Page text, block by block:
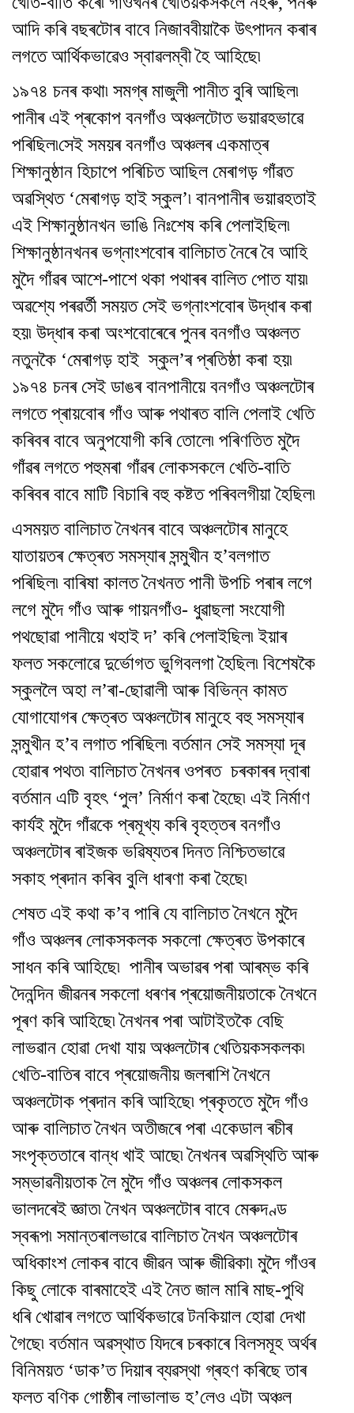
আদি কৰি বছৰটোৰ বাবে নিজাববীয়াকৈ উৎপাদন কৰাৰ
লগতে আৰ্থিকভাৱেও স্বাৱলম্বী হৈ আহিছে৷
১৯৭৪ চনৰ কথা৷ সমগ্ৰ মাজুলী পানীত বুৰি আছিল৷
পানীৰ এই প্ৰকোপ বনগাঁও অঞ্চলটোত ভয়াৱহভাৱে
পৰিছিল৷সেই সময়ৰ বনগাঁও অঞ্চলৰ একমাত্ৰ
শিক্ষানুষ্ঠান হিচাপে পৰিচিত আছিল মেৰাগড় গাঁৱত
অৱস্থিত ‘মেৰাগড় হাই স্কুল’৷ বানপানীৰ ভয়াৱহতাই
এই শিক্ষানুষ্ঠানখন ভাঙি নিঃশেষ কৰি পেলাইছিল৷
শিক্ষানুষ্ঠানখনৰ ভগ্নাংশবোৰ বালিচাত নৈৰে বৈ আহি
মুদৈ গাঁৱৰ আশে-পাশে থকা পথাৰৰ বালিত পোত যায়৷
অৱশ্যে পৰৱৰ্তী সময়ত সেই ভগ্নাংশবোৰ উদ্ধাৰ কৰা
হয়৷ উদ্ধাৰ কৰা অংশবোৰেৰে পুনৰ বনগাঁও অঞ্চলত
নতুনকৈ ‘মেৰাগড় হাই স্কুল’ৰ প্ৰতিষ্ঠা কৰা হয়৷
১৯৭৪ চনৰ সেই ডাঙৰ বানপানীয়ে বনগাঁও অঞ্চলটোৰ
লগতে প্ৰায়বোৰ গাঁও আৰু পথাৰত বালি পেলাই খেতি
কৰিবৰ বাবে অনুপযোগী কৰি তোলে৷ পৰিণতিত মুদৈ
গাঁৱৰ লগতে পহুমৰা গাঁৱৰ লোকসকলে খেতি-বাতি
কৰিবৰ বাবে মাটি বিচাৰি বহু কষ্টত পৰিবলগীয়া হৈছিল৷
এসময়ত বালিচাত নৈখনৰ বাবে অঞ্চলটোৰ মানুহে
যাতায়তৰ ক্ষেত্ৰত সমস্যাৰ সন্মুখীন হ’বলগাত
পৰিছিল৷ বাৰিষা কালত নৈখনত পানী উপচি পৰাৰ লগে
লগে মুদৈ গাঁও আৰু গায়নগাঁও- ধুৱাছলা সংযোগী
পথছোৱা পানীয়ে খহাই দ’ কৰি পেলাইছিল৷ ইয়াৰ
ফলত সকলোৱে দুৰ্ভোগত ভুগিবলগা হৈছিল৷ বিশেষকৈ
স্কুললৈ অহা ল’ৰা-ছোৱালী আৰু বিভিন্ন কামত
যোগাযোগৰ ক্ষেত্ৰত অঞ্চলটোৰ মানুহে বহু সমস্যাৰ
সন্মুখীন হ’ব লগাত পৰিছিল৷ বৰ্তমান সেই সমস্যা দূৰ
হোৱাৰ পথত৷ বালিচাত নৈখনৰ ওপৰত চৰকাৰৰ দ্বাৰা
বৰ্তমান এটি বৃহৎ ‘পুল’ নিৰ্মাণ কৰা হৈছে৷ এই নিৰ্মাণ
কাৰ্যই মুদৈ গাঁৱকে প্ৰমূখ্য কৰি বৃহত্তৰ বনগাঁও
অঞ্চলটোৰ ৰাইজক ভৱিষ্যতৰ দিনত নিশ্চিতভাৱে
সকাহ প্ৰদান কৰিব বুলি ধাৰণা কৰা হৈছে৷
শেষত এই কথা ক’ব পাৰি যে বালিচাত নৈখনে মুদৈ
গাঁও অঞ্চলৰ লোকসকলক সকলো ক্ষেত্ৰত উপকাৰে
সাধন কৰি আহিছে৷ পানীৰ অভাৱৰ পৰা আৰম্ভ কৰি
দৈনন্দিন জীৱনৰ সকলো ধৰণৰ প্ৰয়োজনীয়তাকে নৈখনে
পূৰণ কৰি আহিছে৷ নৈখনৰ পৰা আটাইতকৈ বেছি
লাভৱান হোৱা দেখা যায় অঞ্চলটোৰ খেতিয়কসকলক৷
খেতি-বাতিৰ বাবে প্ৰয়োজনীয় জলৰাশি নৈখনে
অঞ্চলটোক প্ৰদান কৰি আহিছে৷ প্ৰকৃততে মুদৈ গাঁও
আৰু বালিচাত নৈখন অতীজৰে পৰা একেডাল ৰচীৰ
সংপৃক্ততাৰে বান্ধ খাই আছে৷ নৈখনৰ অৱস্থিতি আৰু
সম্ভাৱনীয়তাক লৈ মুদৈ গাঁও অঞ্চলৰ লোকসকল
ভালদৰেই জ্ঞাত৷ নৈখন অঞ্চলটোৰ বাবে মেৰুদণ্ড
স্বৰূপ৷ সমান্তৰালভাৱে বালিচাত নৈখন অঞ্চলটোৰ
অধিকাংশ লোকৰ বাবে জীৱন আৰু জীৱিকা৷ মুদৈ গাঁওৰ
কিছু লোকে বাৰমাহেই এই নৈত জাল মাৰি মাছ-পুথি
ধৰি খোৱাৰ লগতে আৰ্থিকভাৱে টনকিয়াল হোৱা দেখা
গৈছে৷ বৰ্তমান অৱস্থাত যিদৰে চৰকাৰে বিলসমূহ অৰ্থৰ
বিনিময়ত ‘ডাক’ত দিয়াৰ ব্যৱস্থা গ্ৰহণ কৰিছে তাৰ
ফলত বণিক গোষ্ঠীৰ লাভালাভ হ’লেও এটা অঞ্চল